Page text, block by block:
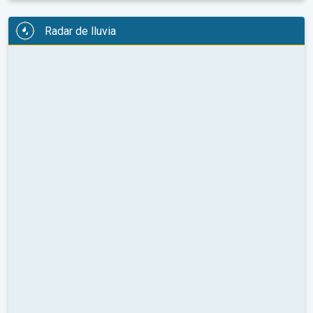
Radar de lluvia